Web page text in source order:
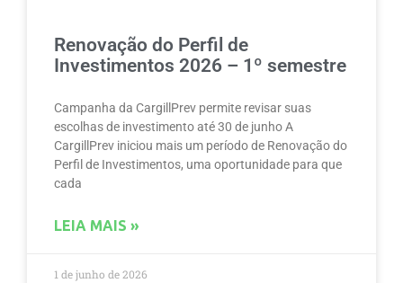
Renovação do Perfil de
Investimentos 2026 – 1º semestre
Campanha da CargillPrev permite revisar suas
escolhas de investimento até 30 de junho A
CargillPrev iniciou mais um período de Renovação do
Perfil de Investimentos, uma oportunidade para que
cada
LEIA MAIS »
1 de junho de 2026